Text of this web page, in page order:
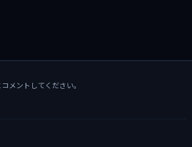
メントしてください。